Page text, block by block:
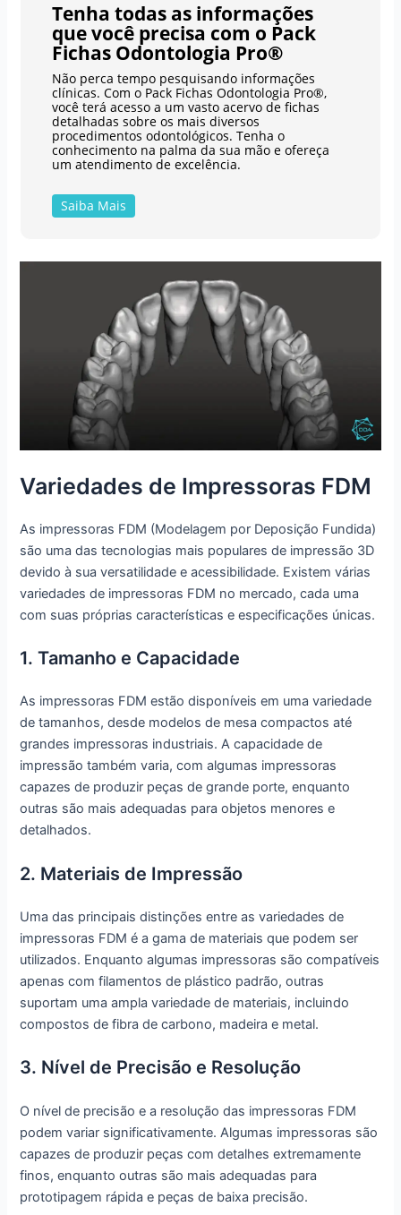
Tenha todas as informações
que você precisa com o Pack
Fichas Odontologia Pro®
Não perca tempo pesquisando informações
clínicas. Com o Pack Fichas Odontologia Pro®,
você terá acesso a um vasto acervo de fichas
detalhadas sobre os mais diversos
procedimentos odontológicos. Tenha o
conhecimento na palma da sua mão e ofereça
um atendimento de excelência.
Saiba Mais
Variedades de Impressoras FDM
As impressoras FDM (Modelagem por Deposição Fundida)
são uma das tecnologias mais populares de impressão 3D
devido à sua versatilidade e acessibilidade. Existem várias
variedades de impressoras FDM no mercado, cada uma
com suas próprias características e especificações únicas.
1. Tamanho e Capacidade
As impressoras FDM estão disponíveis em uma variedade
de tamanhos, desde modelos de mesa compactos até
grandes impressoras industriais. A capacidade de
impressão também varia, com algumas impressoras
capazes de produzir peças de grande porte, enquanto
outras são mais adequadas para objetos menores e
detalhados.
2. Materiais de Impressão
Uma das principais distinções entre as variedades de
impressoras FDM é a gama de materiais que podem ser
utilizados. Enquanto algumas impressoras são compatíveis
apenas com filamentos de plástico padrão, outras
suportam uma ampla variedade de materiais, incluindo
compostos de fibra de carbono, madeira e metal.
3. Nível de Precisão e Resolução
O nível de precisão e a resolução das impressoras FDM
podem variar significativamente. Algumas impressoras são
capazes de produzir peças com detalhes extremamente
finos, enquanto outras são mais adequadas para
prototipagem rápida e peças de baixa precisão.